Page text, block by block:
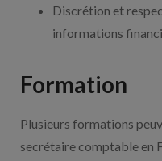
Discrétion et
informations
Formation
Plusieurs formations
secrétaire comptable en